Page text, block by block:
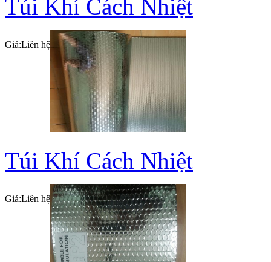
Túi Khí Cách Nhiệt
Giá:Liên hệ
Túi Khí Cách Nhiệt
Giá:Liên hệ